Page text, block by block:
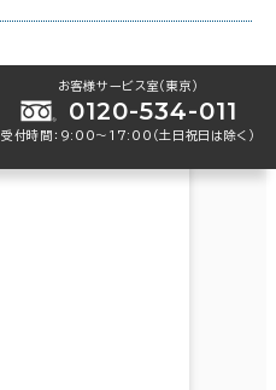
お客様サービス室（東京）
0120-534-011
受付時間：9:00〜17:00（土日祝日は除く）